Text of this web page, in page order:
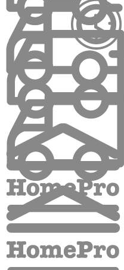
อีกต่อไป
ผ้าม่านหน้าต่าง Eyelet
ตกแต่งบ้านทุกประเภท
เนื้อผ้าหนาทำให้ผ้ามีน้ำ
ทั้งยังช่วยกรองแสงป้อ
แสงแดด ปลอดจากสา
อุณหภูมิภายในห้อง ทำใ
งานง่ายด้วยรูปแบบตาไ
ผ้าม่านหน้าต่าง โปร่ง
พิเศษ ใช้เทคนิคการทอ
มิติ อมฝุ่นน้อย เนื้อผ้าผลิ
มีความยืดหยุ่น ผิวสัมผัส
ดี ปลอดจากสารหรือสีต้
งานง่ายรูปแบบตาไก่
สะดุด ม่านโปร่งสามารถ
ลมสามารถลอดผ่านได้
โปร่ง ไม่อับชื้น ช่วยปรั
เด่นให้กับบ้านของคุณไ